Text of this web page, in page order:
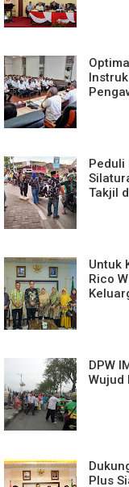
Peduli
Takjil
Untuk
Rico
DPW
Wujud
Plus